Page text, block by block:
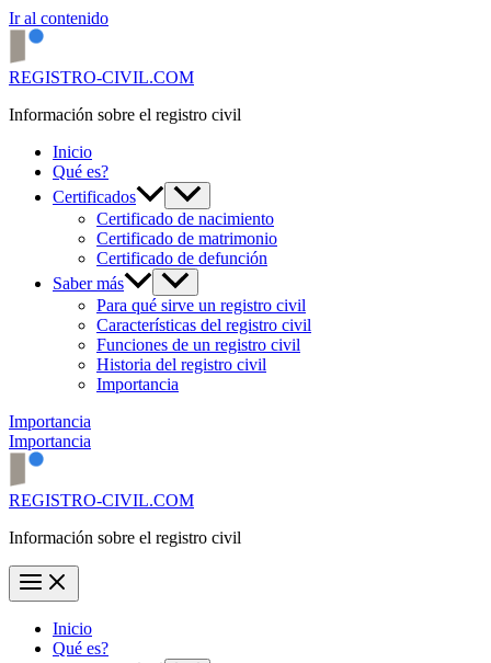
Ir al contenido
REGISTRO-CIVIL.COM
Información sobre el registro civil
Inicio
Qué es?
Certificados
Certificado de nacimiento
Certificado de matrimonio
Certificado de defunción
Saber más
Para qué sirve un registro civil
Características del registro civil
Funciones de un registro civil
Historia del registro civil
Importancia
Importancia
Importancia
REGISTRO-CIVIL.COM
Información sobre el registro civil
Inicio
Qué es?